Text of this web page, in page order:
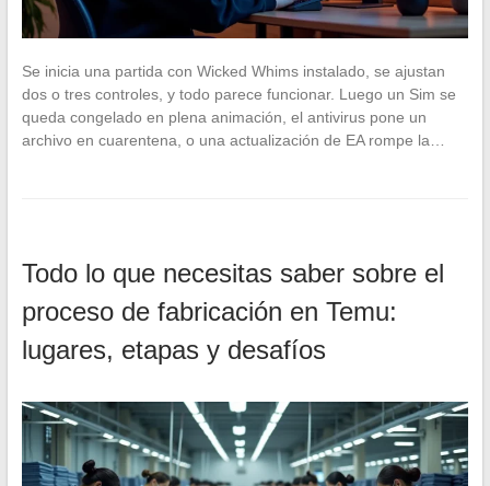
Se inicia una partida con Wicked Whims instalado, se ajustan
dos o tres controles, y todo parece funcionar. Luego un Sim se
queda congelado en plena animación, el antivirus pone un
archivo en cuarentena, o una actualización de EA rompe la…
Todo lo que necesitas saber sobre el
proceso de fabricación en Temu:
lugares, etapas y desafíos